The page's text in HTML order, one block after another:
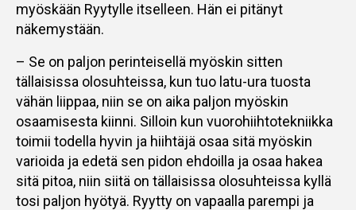
myöskään Ryytylle itselleen. Hän ei pitänyt
näkemystään.
– Se on paljon perinteisellä myöskin sitten
tällaisissa olosuhteissa, kun tuo latu-ura tuosta
vähän liippaa, niin se on aika paljon myöskin
osaamisesta kiinni. Silloin kun vuorohiihtotekniikka
toimii todella hyvin ja hiihtäjä osaa sitä myöskin
varioida ja edetä sen pidon ehdoilla ja osaa hakea
sitä pitoa, niin siitä on tällaisissa olosuhteissa kyllä
tosi paljon hyötyä. Ryytty on vapaalla parempi ja